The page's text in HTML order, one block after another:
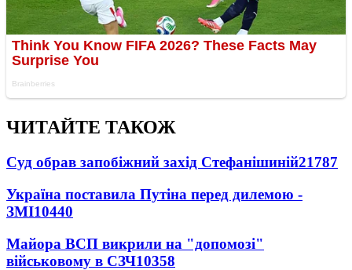
ЧИТАЙТЕ ТАКОЖ
Суд обрав запобіжний захід Стефанішиній21787
Україна поставила Путіна перед дилемою -
ЗМІ10440
Майора ВСП викрили на "допомозі"
військовому в СЗЧ10358